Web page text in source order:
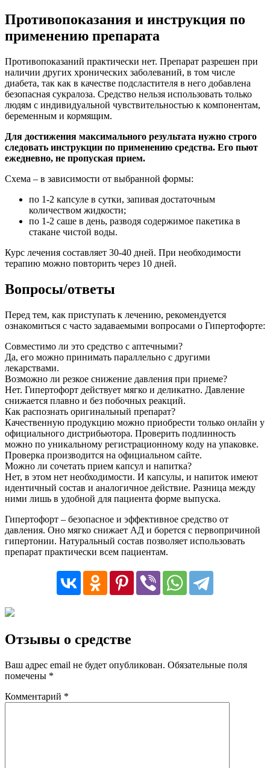
Противопоказания и инструкция по
применению препарата
Противопоказаний практически нет. Препарат разрешен при
наличии других хронических заболеваний, в том числе
диабета, так как в качестве подсластителя в него добавлена
безопасная сукралоза. Средство нельзя использовать только
людям с индивидуальной чувствительностью к компонентам,
беременным и кормящим.
Для достижения максимального результата нужно строго
следовать инструкции по применению средства. Его пьют
ежедневно, не пропуская прием.
Схема – в зависимости от выбранной формы:
по 1-2 капсуле в сутки, запивая достаточным
количеством жидкости;
по 1-2 саше в день, разводя содержимое пакетика в
стакане чистой воды.
Курс лечения составляет 30-40 дней. При необходимости
терапию можно повторить через 10 дней.
Вопросы/ответы
Перед тем, как приступать к лечению, рекомендуется
ознакомиться с часто задаваемыми вопросами о Гипертофорте:
Совместимо ли это средство с аптечными?
Да, его можно принимать параллельно с другими
лекарствами.
Возможно ли резкое снижение давления при приеме?
Нет. Гипертофорт действует мягко и деликатно. Давление
снижается плавно и без побочных реакций.
Как распознать оригинальный препарат?
Качественную продукцию можно приобрести только онлайн у
официального дистрибьютора. Проверить подлинность
можно по уникальному регистрационному коду на упаковке.
Проверка производится на официальном сайте.
Можно ли сочетать прием капсул и напитка?
Нет, в этом нет необходимости. И капсулы, и напиток имеют
идентичный состав и аналогичное действие. Разница между
ними лишь в удобной для пациента форме выпуска.
Гипертофорт – безопасное и эффективное средство от
давления. Оно мягко снижает АД и борется с первопричиной
гипертонии. Натуральный состав позволяет использовать
препарат практически всем пациентам.
Отзывы о средстве
Ваш адрес email не будет опубликован. Обязательные поля
помечены *
Комментарий *